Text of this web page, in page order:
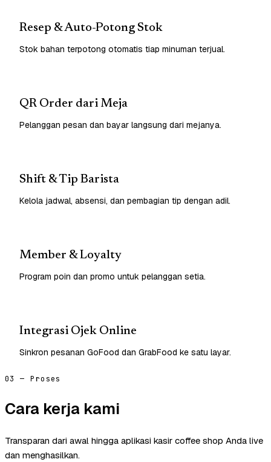
Resep & Auto-Potong Stok
Stok bahan terpotong otomatis tiap minuman terjual.
QR Order dari Meja
Pelanggan pesan dan bayar langsung dari mejanya.
Shift & Tip Barista
Kelola jadwal, absensi, dan pembagian tip dengan adil.
Member & Loyalty
Program poin dan promo untuk pelanggan setia.
Integrasi Ojek Online
Sinkron pesanan GoFood dan GrabFood ke satu layar.
03 — Proses
Cara kerja kami
Transparan dari awal hingga aplikasi kasir coffee shop Anda live
dan menghasilkan.